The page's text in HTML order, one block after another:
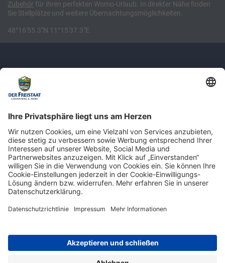
Zubehör für ihren perfekten Womo-Urlaub. In direkter Nähe finden
Sie Stellplätze und weitere Übernachtungsmöglichkeiten.
48°16'55.3"N 11°15'37.3"E
Newsletter: Jetzt auf
shop.derfreistaat.de anmelden und
einen 5€ Gutschein für unseren Online-
Shop erhalten!*
Impressum Datenschutz Barrierefreiheit